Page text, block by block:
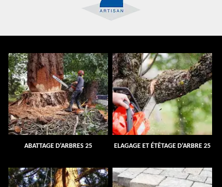
ABATTAGE D'ARBRES 25 ELAGAGE ET ÉTÊTAGE D'ARBRE 25